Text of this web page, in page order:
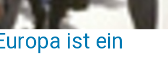
ist ein